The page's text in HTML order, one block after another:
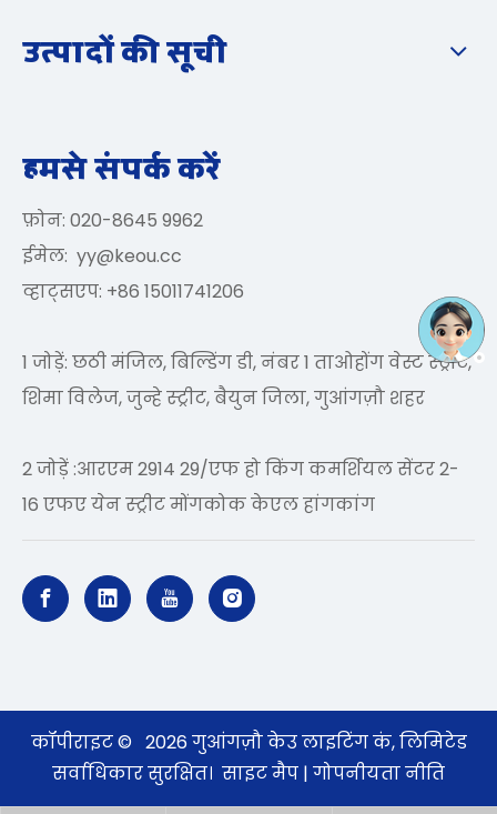
उत्पादों की सूची
हमसे संपर्क करें
फ़ोन: 020-8645 9962
ईमेल: yy@keou.cc
व्हाट्सएप: +86 15011741206
1 जोड़ें: छठी मंजिल, बिल्डिंग डी, नंबर 1 ताओहोंग वेस्ट स्ट्रीट,
शिमा विलेज, जुन्हे स्ट्रीट, बैयुन जिला, गुआंगज़ौ शहर
2 जोड़ें :आरएम 2914 29/एफ हो किंग कमर्शियल सेंटर 2-
16 एफए येन स्ट्रीट मोंगकोक केएल हांगकांग
कॉपीराइट © 2026गुआंगज़ौ केउ लाइटिंग कं, लिमिटेड
सर्वाधिकार सुरक्षित। साइट मैप | गोपनीयता नीति